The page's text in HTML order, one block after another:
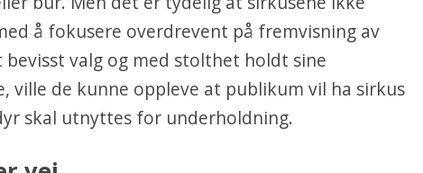
å fokusere overdrevent på fremvisning av
valg og med stolthet holdt sine
ville de kunne oppleve at publikum vil ha sirkus
skal utnyttes for underholdning.